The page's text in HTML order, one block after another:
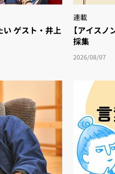
い ゲスト・井上
連載
【アイス
採集
2026/08/07